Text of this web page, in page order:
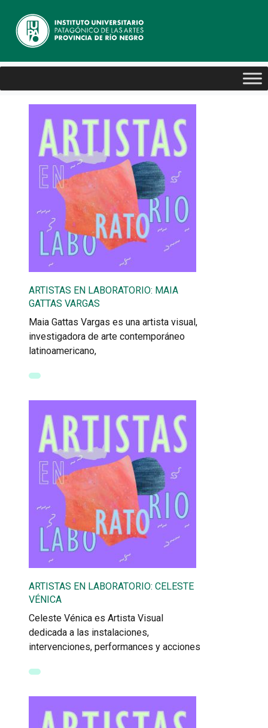
ARTISTAS EN LABORATORIO: MAIA
GATTAS VARGAS
Maia Gattas Vargas es una artista visual,
investigadora de arte contemporáneo
latinoamericano,
ARTISTAS EN LABORATORIO: CELESTE
VÉNICA
Celeste Vénica es Artista Visual
dedicada a las instalaciones,
intervenciones, performances y acciones